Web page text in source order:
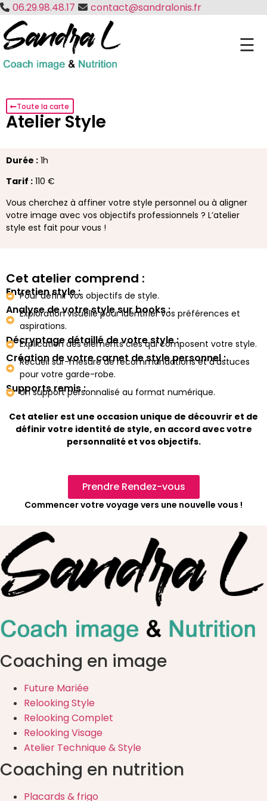
06.29.98.48.17 contact@sandralonis.fr
☰
Toute la carte
Atelier Style
Durée : 1h
Tarif : 110 €
Vous cherchez à affiner votre style personnel ou à aligner
votre image avec vos objectifs professionnels ? L’atelier
style est fait pour vous !
Cet atelier comprend :
Entretien style :
Pour définir vos objectifs de style.
Analyse de votre style sur books :
Exploration visuelle pour identifier vos préférences et
aspirations.
Décryptage détaillé de votre style :
Explication des élements clés qui composent votre style.
Création de votre carnet de style personnel :
Recueil sur-mesure de recommandations et d'astuces
pour votre garde-robe.
Supports remis :
Un support personnalisé au format numérique.
Cet atelier est une occasion unique de découvrir et de
définir votre identité de style, en accord avec votre
personnalité et vos objectifs.
Prendre Rendez-vous
Commencer votre voyage vers une nouvelle vous !
Coaching en image
Future Mariée
Relooking Style
Relooking Complet
Relooking Visage
Atelier Technique & Style
Coaching en nutrition
Placards & frigo